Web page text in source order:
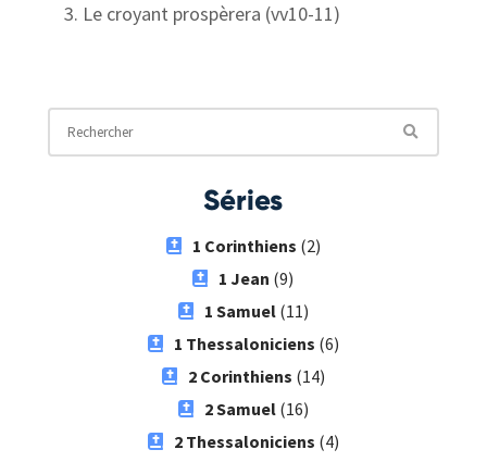
Le croyant prospèrera (vv10-11)
Séries
1 Corinthiens (2)
1 Jean (9)
1 Samuel(11)
1 Thessaloniciens (6)
2 Corinthiens (14)
2 Samuel(16)
2 Thessaloniciens (4)